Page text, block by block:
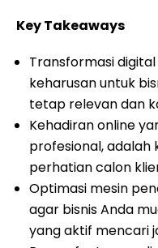
Key Takeaways
Transformasi
keharusan untuk
tetap relevan dan
Kehadiran online
profesional, adalah
perhatian calon
Optimasi mesin
agar bisnis Anda
yang aktif mencari